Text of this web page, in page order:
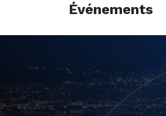
Événements